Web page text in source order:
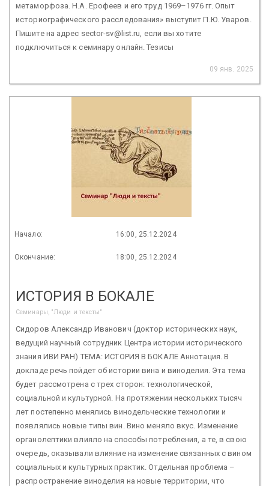
метаморфоза. Н.А. Ерофеев и его труд 1969–1976 гг. Опыт
историографического расследования» выступит П.Ю. Уваров.
Пишите на адрес sector-sv@list.ru, если вы хотите
подключиться к семинару онлайн. Тезисы
09 янв. 2025
Начало: 16:00, 25.12.2024
Окончание: 18:00, 25.12.2024
ИСТОРИЯ В БОКАЛЕ
Семинары, "Люди и тексты"
Сидоров Александр Иванович (доктор исторических наук,
ведущий научный сотрудник Центра истории исторического
знания ИВИ РАН) ТЕМА: ИСТОРИЯ В БОКАЛЕ Аннотация. В
докладе речь пойдет об истории вина и виноделия. Эта тема
будет рассмотрена с трех сторон: технологической,
социальной и культурной. На протяжении нескольких тысяч
лет постепенно менялись винодельческие технологии и
появлялись новые типы вин. Вино меняло вкус. Изменение
органолептики влияло на способы потребления, а те, в свою
очередь, оказывали влияние на изменение связанных с вином
социальных и культурных практик. Отдельная проблема –
распространение виноделия на новые территории, что